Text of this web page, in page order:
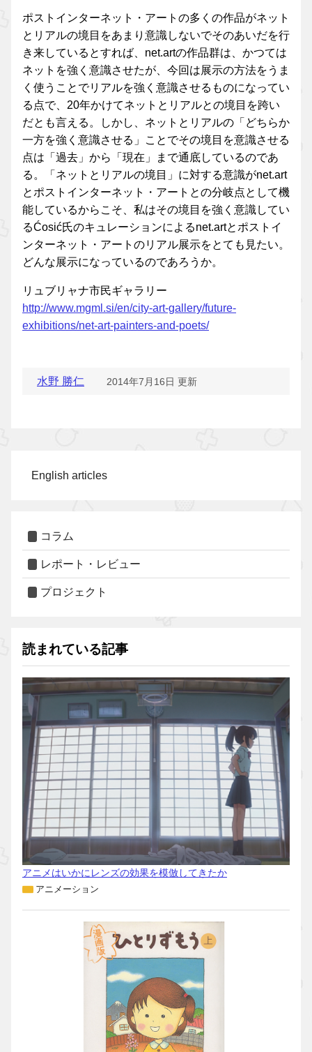
ポストインターネット・アートの多くの作品がネット
とリアルの境目をあまり意識しないでそのあいだを行
き来しているとすれば、net.artの作品群は、かつては
ネットを強く意識させたが、今回は展示の方法をうま
く使うことでリアルを強く意識させるものになってい
る点で、20年かけてネットとリアルとの境目を跨い
だとも言える。しかし、ネットとリアルの「どちらか
一方を強く意識させる」ことでその境目を意識させる
点は「過去」から「現在」まで通底しているのであ
る。「ネットとリアルの境目」に対する意識がnet.art
とポストインターネット・アートとの分岐点として機
能しているからこそ、私はその境目を強く意識してい
るĆosić氏のキュレーションによるnet.artとポストイ
ンターネット・アートのリアル展示をとても見たい。
どんな展示になっているのであろうか。
リュブリャナ市民ギャラリー
http://www.mgml.si/en/city-art-gallery/future-
exhibitions/net-art-painters-and-poets/
水野 勝仁 2014年7月16日 更新
English articles
コラム
レポート・レビュー
プロジェクト
読まれている記事
アニメはいかにレンズの効果を模倣してきたか
アニメーション